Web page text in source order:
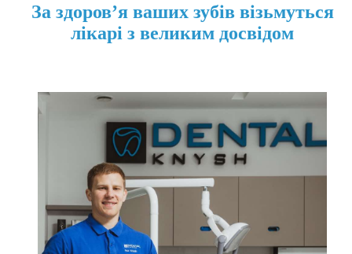
За здоров’я ваших зубів візьмуться
лікарі з великим досвідом